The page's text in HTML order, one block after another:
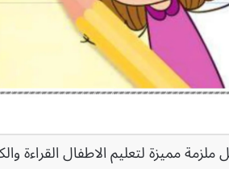
ملزمة مميزة لتعليم الاطفال القراءة